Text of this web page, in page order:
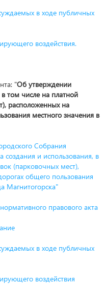
в ходе публичных
воздействия.
"Об утверждении
том числе на платной
расположенных на
местного значения в
Собрания
и использования, в
(парковочных мест),
общего пользования
Магнитогорска"
правового акта
в ходе публичных
воздействия